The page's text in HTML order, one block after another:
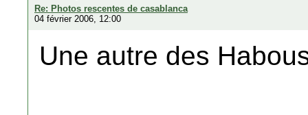
Re: Photos rescentes de casablanca
04 février 2006, 12:00
Une autre des